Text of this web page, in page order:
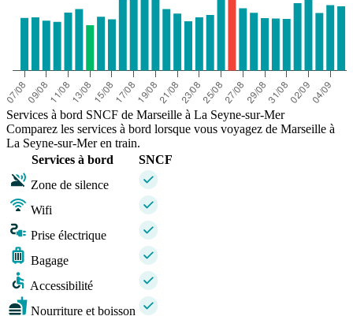
Services à bord SNCF de Marseille à La Seyne-sur-Mer
Comparez les services à bord lorsque vous voyagez de Marseille à
La Seyne-sur-Mer en train.
Services à bord
SNCF
Zone de silence
Wifi
Prise électrique
Bagage
Accessibilité
Nourriture et boisson